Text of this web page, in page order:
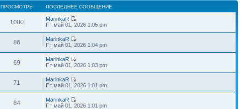
ПРОСМОТРЫ ПОСЛЕДНЕЕ СООБЩЕНИЕ
1080
MarinkaR
Пт май 01, 2026 1:05 pm
86
MarinkaR
Пт май 01, 2026 1:04 pm
69
MarinkaR
Пт май 01, 2026 1:03 pm
71
MarinkaR
Пт май 01, 2026 1:01 pm
84
MarinkaR
Пт май 01, 2026 1:01 pm